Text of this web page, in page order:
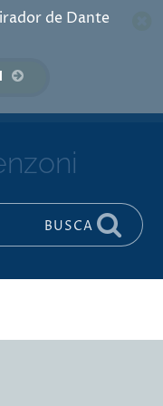
de Dante
BUSCA